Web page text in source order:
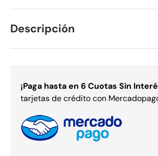
Descripción
¡Paga hasta en 6 Cuotas Sin
tarjetas de crédito con